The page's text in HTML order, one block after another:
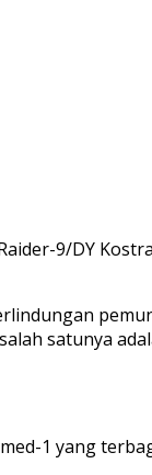
9/DY
satunya
1 yang